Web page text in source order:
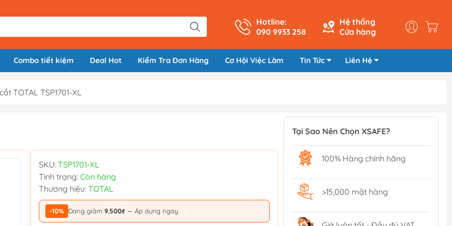
Hotline:
090 9933 258
Hệ thống
Cửa hàng
Combo tiết kiệm Deal Hot Kiểm Tra Đơn Hàng Cơ Hội Việc Làm Tin Tức Liên Hệ
TOTAL TSP1701-XL
SKU: TSP1701-XL
Tình trạng: Còn hàng
Thương hiệu: TOTAL
-10% Đang giảm 9.500₫ — Áp dụng ngay
Tại Sao Nên Chọn XSAFE?
100% Hàng chính hãng
>15,000 mặt hàng